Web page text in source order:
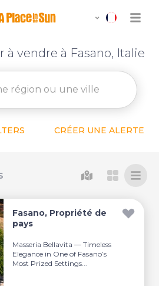
vendre à Fasano, Italie
CRÉER UNE ALERTE
Fasano, Propriété de
pays
Masseria Bellavita — Timeless
Elegance in One of Fasano’s
Most Prized Settings...